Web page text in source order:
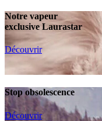
Notre vapeur
exclusive Laurastar
Découvrir
Stop obsolescence
Découvrir